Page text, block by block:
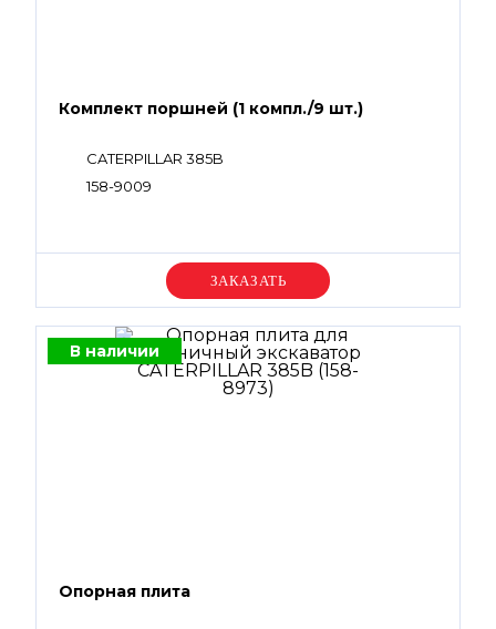
Комплект поршней (1 компл./9 шт.)
CATERPILLAR 385B
158-9009
Уточняйте цену
В наличии
Опорная плита